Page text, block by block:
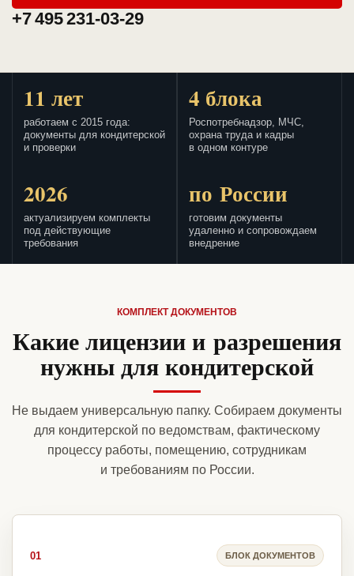
+7 495 231-03-29
11 лет
работаем с 2015 года:
документы для кондитерской
и проверки
4 блока
Роспотребнадзор, МЧС,
охрана труда и кадры
в одном контуре
2026
актуализируем комплекты
под действующие
требования
по России
готовим документы
удаленно и сопровождаем
внедрение
КОМПЛЕКТ ДОКУМЕНТОВ
Какие лицензии и разрешения
нужны для кондитерской
Не выдаем универсальную папку. Собираем документы
для кондитерской по ведомствам, фактическому
процессу работы, помещению, сотрудникам
и требованиям по России.
01 БЛОК ДОКУМЕНТОВ